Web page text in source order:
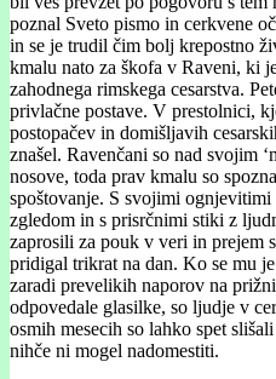
poznal Sveto pismo in cerkvene
in se je trudil čim bolj krepostno
kmalu nato za škofa v Raveni, ki
zahodnega rimskega cesarstva.
privlačne postave. V prestolnici,
postopačev in domišljavih
znašel. Ravenčani so nad svojim
nosove, toda prav kmalu so
spoštovanje. S svojimi
zgledom in s prisrčnimi stiki z
zaprosili za pouk v veri in prejem
pridigal trikrat na dan. Ko se mu
zaradi prevelikih naporov na
odpovedale glasilke, so ljudje v
osmih mesecih so lahko spet
nihče ni mogel nadomestiti.